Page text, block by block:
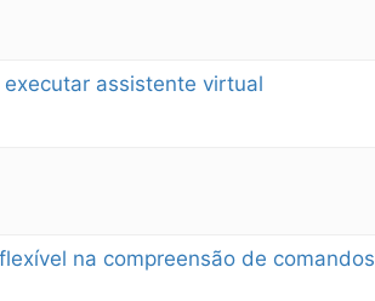
assistente virtual
na compreensão de comandos